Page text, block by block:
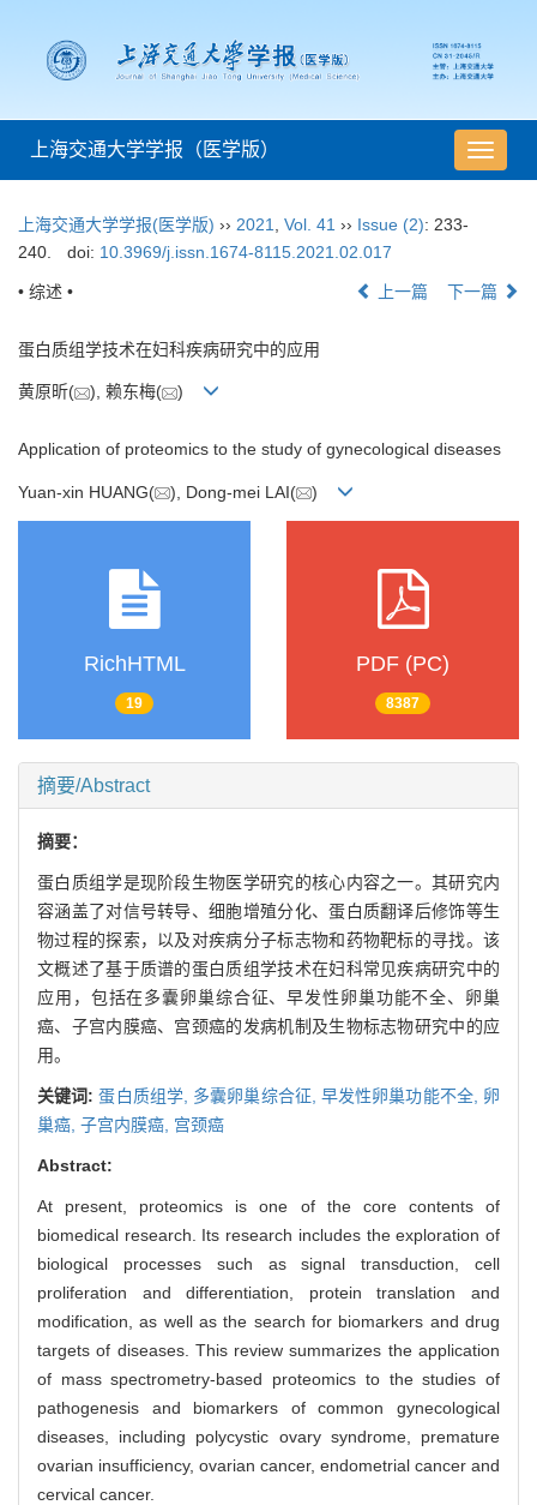
导
航
上海交通大学学报（医学版）
上海交通大学学报(医学版) ›› 2021 Vol. 41 ›› Issue (2): 233-
240.
doi: 10.3969/j.issn.1674-8115.2021.02.017
• 综述 • 上一篇 下一篇
蛋白质组学技术在妇科疾病研究中的应用
黄原昕( ), 赖东梅( )
Application of proteomics to the study of gynecological diseases
Yuan-xin HUANG( ), Dong-mei LAI( )
RichHTML
19
PDF (PC)
8387
摘要/Abstract
摘要：
蛋白质组学是现阶段生物医学研究的核心内容之一。其研究内
容涵盖了对信号转导、细胞增殖分化、蛋白质翻译后修饰等生
物过程的探索，以及对疾病分子标志物和药物靶标的寻找。该
文概述了基于质谱的蛋白质组学技术在妇科常见疾病研究中的
应用，包括在多囊卵巢综合征、早发性卵巢功能不全、卵巢
癌、子宫内膜癌、宫颈癌的发病机制及生物标志物研究中的应
用。
关键词:蛋白质组学, 多囊卵巢综合征, 早发性卵巢功能不全, 卵
巢癌, 子宫内膜癌, 宫颈癌
Abstract:
At present, proteomics is one of the core contents of
biomedical research. Its research includes the exploration of
biological processes such as signal transduction, cell
proliferation and differentiation, protein translation and
modification, as well as the search for biomarkers and drug
targets of diseases. This review summarizes the application
of mass spectrometry-based proteomics to the studies of
pathogenesis and biomarkers of common gynecological
diseases, including polycystic ovary syndrome, premature
ovarian insufficiency, ovarian cancer, endometrial cancer and
cervical cancer.